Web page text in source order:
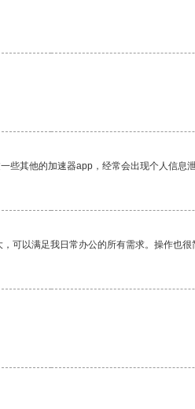
其他的加速器app，经常会出现个人信息
可以满足我日常办公的所有需求。操作也很